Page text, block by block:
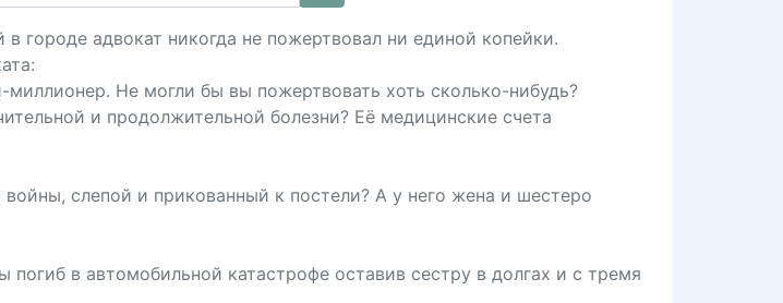
городе адвокат никогда не пожертвовал ни единой копейки.
Не могли бы вы пожертвовать хоть сколько-нибудь?
и продолжительной болезни? Её медицинские счета
слепой и прикованный к постели? А у него жена и шестеро
в автомобильной катастрофе оставив сестру в долгах и с тремя